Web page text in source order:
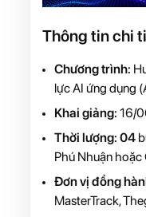
Thông tin chi
Chương trình:
lực AI ứng dụng
Khai giảng: 16/
Thời lượng: 04
Phú Nhuận hoặc
Đơn vị đồng
MasterTrack,